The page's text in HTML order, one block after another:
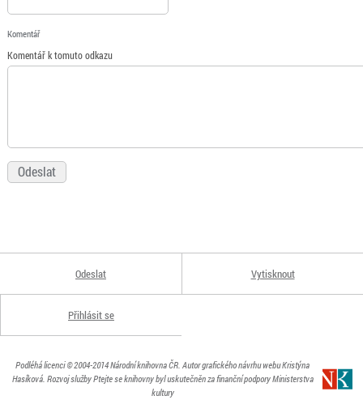
Komentář
Komentář k tomuto odkazu
Odeslat Vytisknout
Přihlásit se
Podléhá licenci© 2004-2014Národní knihovna ČR. Autor grafického návrhu webu Kristýna
Hasíková. Rozvoj služby Ptejte se knihovny byl uskutečněn za finanční podpory Ministerstva
kultury